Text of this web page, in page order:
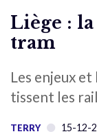
Liège :
tram
Les enjeux
tissent les
TERRY 15-12-